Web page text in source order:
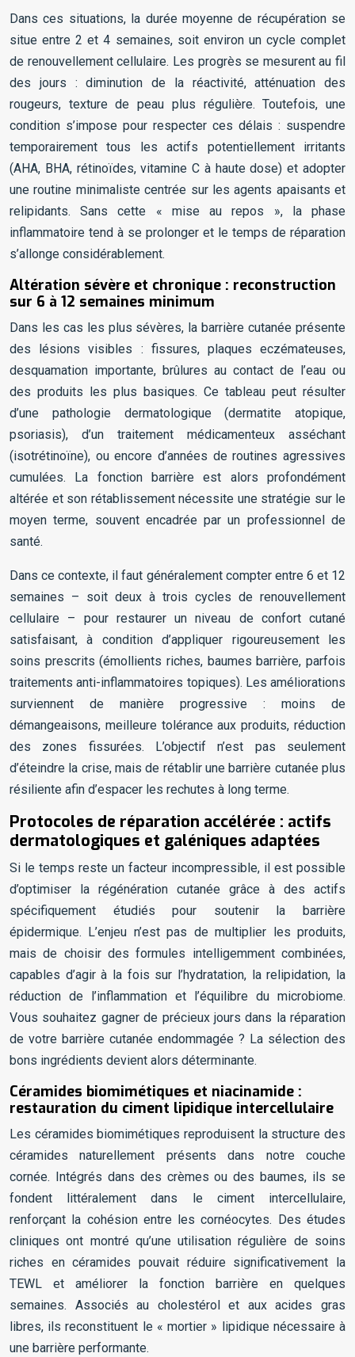
Dans ces situations, la durée moyenne de récupération se
situe entre 2 et 4 semaines, soit environ un cycle complet
de renouvellement cellulaire. Les progrès se mesurent au fil
des jours : diminution de la réactivité, atténuation des
rougeurs, texture de peau plus régulière. Toutefois, une
condition s’impose pour respecter ces délais : suspendre
temporairement tous les actifs potentiellement irritants
(AHA, BHA, rétinoïdes, vitamine C à haute dose) et adopter
une routine minimaliste centrée sur les agents apaisants et
relipidants. Sans cette « mise au repos », la phase
inflammatoire tend à se prolonger et le temps de réparation
s’allonge considérablement.
Altération sévère et chronique : reconstruction
sur 6 à 12 semaines minimum
Dans les cas les plus sévères, la barrière cutanée présente
des lésions visibles : fissures, plaques eczémateuses,
desquamation importante, brûlures au contact de l’eau ou
des produits les plus basiques. Ce tableau peut résulter
d’une pathologie dermatologique (dermatite atopique,
psoriasis), d’un traitement médicamenteux asséchant
(isotrétinoïne), ou encore d’années de routines agressives
cumulées. La fonction barrière est alors profondément
altérée et son rétablissement nécessite une stratégie sur le
moyen terme, souvent encadrée par un professionnel de
santé.
Dans ce contexte, il faut généralement compter entre 6 et 12
semaines – soit deux à trois cycles de renouvellement
cellulaire – pour restaurer un niveau de confort cutané
satisfaisant, à condition d’appliquer rigoureusement les
soins prescrits (émollients riches, baumes barrière, parfois
traitements anti-inflammatoires topiques). Les améliorations
surviennent de manière progressive : moins de
démangeaisons, meilleure tolérance aux produits, réduction
des zones fissurées. L’objectif n’est pas seulement
d’éteindre la crise, mais de rétablir une barrière cutanée plus
résiliente afin d’espacer les rechutes à long terme.
Protocoles de réparation accélérée : actifs
dermatologiques et galéniques adaptées
Si le temps reste un facteur incompressible, il est possible
d’optimiser la régénération cutanée grâce à des actifs
spécifiquement étudiés pour soutenir la barrière
épidermique. L’enjeu n’est pas de multiplier les produits,
mais de choisir des formules intelligemment combinées,
capables d’agir à la fois sur l’hydratation, la relipidation, la
réduction de l’inflammation et l’équilibre du microbiome.
Vous souhaitez gagner de précieux jours dans la réparation
de votre barrière cutanée endommagée ? La sélection des
bons ingrédients devient alors déterminante.
Céramides biomimétiques et niacinamide :
restauration du ciment lipidique intercellulaire
Les céramides biomimétiques reproduisent la structure des
céramides naturellement présents dans notre couche
cornée. Intégrés dans des crèmes ou des baumes, ils se
fondent littéralement dans le ciment intercellulaire,
renforçant la cohésion entre les cornéocytes. Des études
cliniques ont montré qu’une utilisation régulière de soins
riches en céramides pouvait réduire significativement la
TEWL et améliorer la fonction barrière en quelques
semaines. Associés au cholestérol et aux acides gras
libres, ils reconstituent le « mortier » lipidique nécessaire à
une barrière performante.